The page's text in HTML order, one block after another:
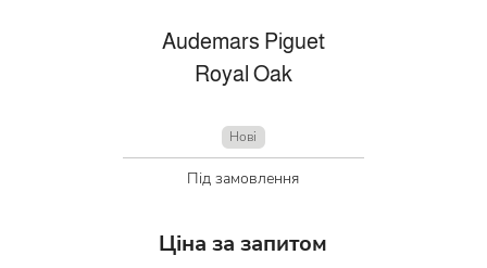
Audemars Piguet
Royal Oak
Нові
Під замовлення
Ціна за запитом